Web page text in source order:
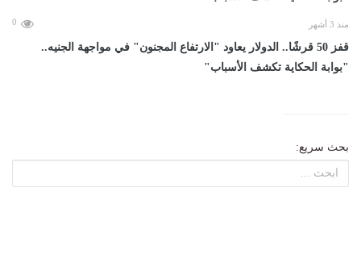
منذ 3 أشهر 0
قفز 50 قرشًا.. الدولار يعاود "الارتفاع المجنون" في مواجهة الجنيه..
"بوابة الحكاية تكشف الأسباب"
بحث سريع: